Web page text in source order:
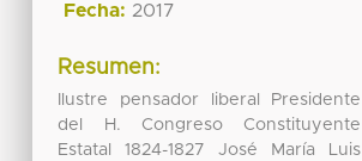
Fecha: 2017
Resumen:
Ilustre pensador liberal Presidente
del H. Congreso Constituyente
Estatal 1824-1827 José María Luis